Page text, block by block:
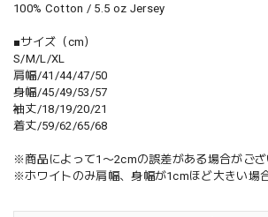
100% Cotton / 5.5 oz Jersey
■サイズ（cm）
S/M/L/XL
肩幅/41/44/47/50
身幅/45/49/53/57
袖丈/18/19/20/21
着丈/59/62/65/68
※商品によって1〜2cmの誤差がある場合がござ
※ホワイトのみ肩幅、身幅が1cmほど大きい場